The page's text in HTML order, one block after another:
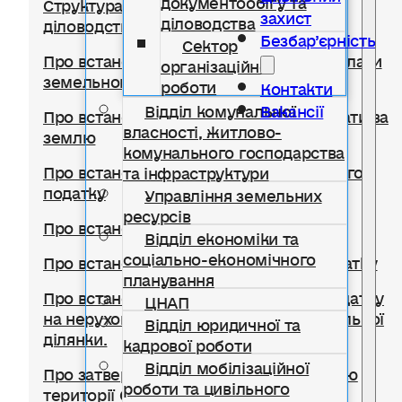
діловодства
Сектор
організаційної
роботи
Відділ комунальної
власності, житлово-
комунального господарства
та інфраструктури
Управління земельних
ресурсів
Відділ економіки та
соціально-економічного
планування
ЦНАП
Відділ юридичної та
кадрової роботи
Відділ мобілізаційної
роботи та цивільного
захист
Безбар’єрність
Контакти
Вакансії
діловодства та організаційної роботи
Про встановлення ставок та пільг із сплати
земельного податку
Про встановлення ставок орендної плати за
землю
Про встановлення ставки транспортного
податку
Про встановлення туристичного збору
Про встановлення ставок єдиного податку
Про встановлення ставок із сплати податку
на нерухоме майно, відмінне від земельної
ділянки.
Про затвердження Правил благоустрою
території Солотвинської селищної